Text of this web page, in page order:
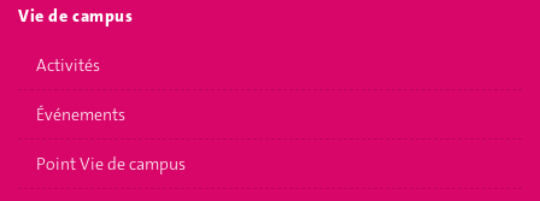
Vie de campus
Activités
Événements
Point Vie de campus